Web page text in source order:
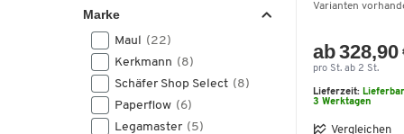
Marke
Maul (22)
Kerkmann (8)
Schäfer Shop Select (8)
Paperflow (6)
Legamaster (5)
Varianten
ab 328,90
pro St. ab 2 St.
Lieferzeit:
3 Werktagen
Vergleichen